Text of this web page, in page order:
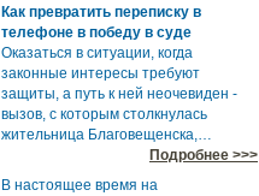
Как превратить переписку в
телефоне в победу в суде
Оказаться в ситуации, когда
законные интересы требуют
защиты, а путь к ней неочевиден -
вызов, с которым столкнулась
жительница Благовещенска,…
Подробнее >>>
В настоящее время на